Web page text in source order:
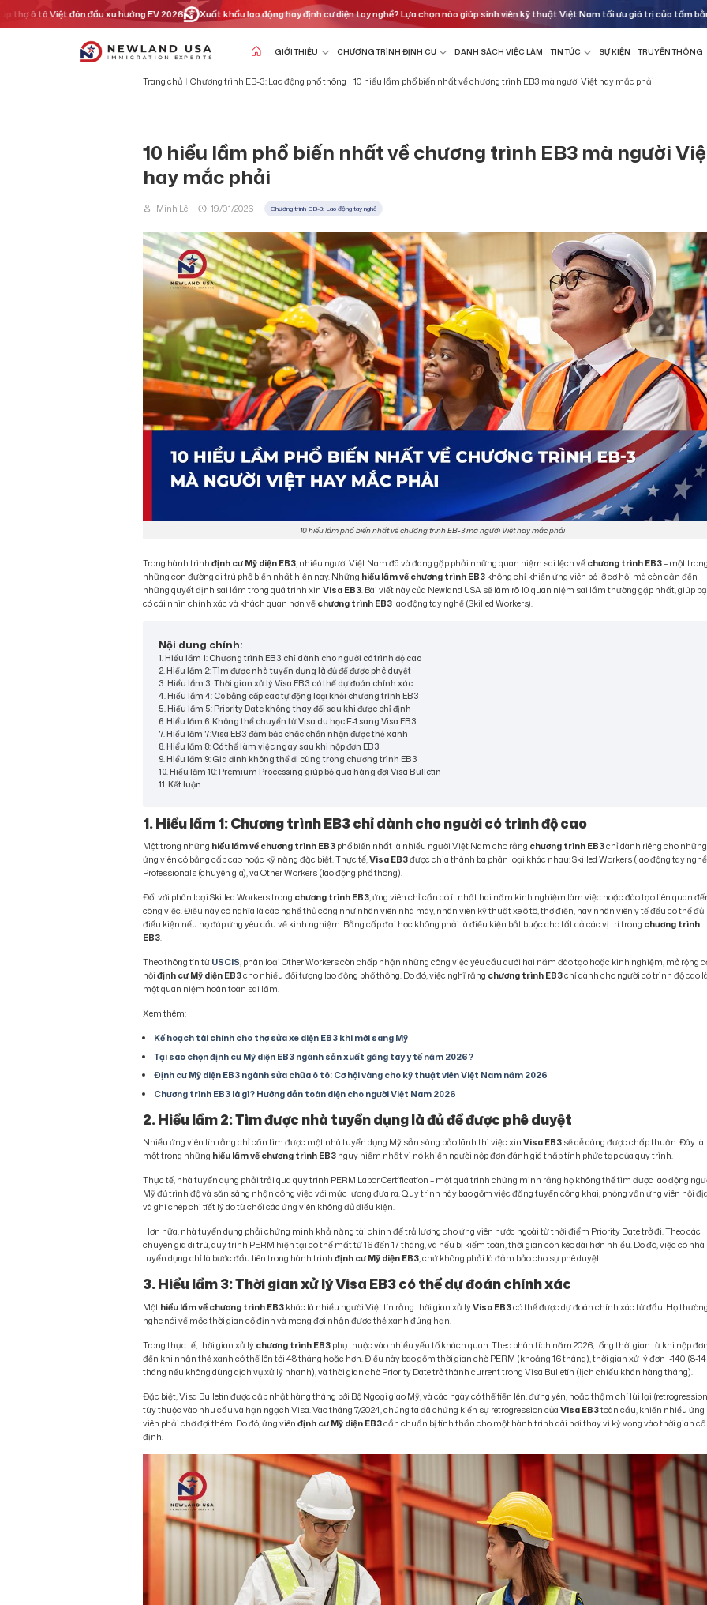
đến
đón đầu xu hướng EV 2026 Xuất khẩu lao động hay định cư diện tay nghề? Lựa chọn nào giúp sinh viên kỹ thuật Việt Nam tối ưu giá trị của tấm bằng tốt
GIỚI THIỆU CHƯƠNG TRÌNH ĐỊNH CƯ DANH SÁCH VIỆC LÀM TIN TỨC SỰ KIỆN TRUYỀN THÔNG
Trang chủ | Chương trình EB-3: Lao động phổ thông | 10 hiểu lầm phổ biến nhất về chương trình EB3 mà người Việt hay mắc phải
10 hiểu lầm phổ biến nhất về chương trình EB3 mà người
hay mắc phải
Minh Lê 19/01/2026 Chương trình EB-3: Lao động tay nghề
10 hiểu lầm phổ biến nhất về chương trình EB-3 mà người Việt hay mắc phải
Trong hành trìnhđịnh cư Mỹ diện EB3, nhiều người Việt Nam đã và đang gặp phải những quan niệm sai lệch về chương trình EB3– một trong
những con đường di trú phổ biến nhất hiện nay. Những hiểu lầm về chương trình EB3 không chỉ khiến ứng viên bỏ lỡ cơ hội mà còn dẫn đến
những quyết định sai lầm trong quá trình xinVisa EB3. Bài viết này của Newland USA sẽ làm rõ 10 quan niệm sai lầm thường gặp nhất, giúp
có cái nhìn chính xác và khách quan hơn về chương trình EB3 lao động tay nghề (Skilled Workers).
Nội dung chính:
1. Hiểu lầm 1: Chương trình EB3 chỉ dành cho người có trình độ cao
2. Hiểu lầm 2: Tìm được nhà tuyển dụng là đủ để được phê duyệt
3. Hiểu lầm 3: Thời gian xử lý Visa EB3 có thể dự đoán chính xác
4. Hiểu lầm 4: Có bằng cấp cao tự động loại khỏi chương trình EB3
5. Hiểu lầm 5: Priority Date không thay đổi sau khi được chỉ định
6. Hiểu lầm 6: Không thể chuyển từ Visa du học F-1 sang Visa EB3
7. Hiểu lầm 7:Visa EB3 đảm bảo chắc chắn nhận được thẻ xanh
8. Hiểu lầm 8: Có thể làm việc ngay sau khi nộp đơn EB3
9. Hiểu lầm 9: Gia đình không thể đi cùng trong chương trình EB3
10. Hiểu lầm 10: Premium Processing giúp bỏ qua hàng đợi Visa Bulletin
11. Kết luận
1. Hiểu lầm 1: Chương trình EB3 chỉ dành cho người có trình độ cao
Một trong những hiểu lầm về chương trình EB3 phổ biến nhất là nhiều người Việt Nam cho rằng chương trình EB3chỉ dành riêng cho những
ứng viên có bằng cấp cao hoặc kỹ năng đặc biệt. Thực tế,Visa EB3được chia thành ba phân loại khác nhau: Skilled Workers (lao động tay
Professionals (chuyên gia), và Other Workers (lao động phổ thông).
Đối với phân loại Skilled Workers trong chương trình EB3, ứng viên chỉ cần có ít nhất hai năm kinh nghiệm làm việc hoặc đào tạo liên quan
công việc. Điều này có nghĩa là các nghề thủ công như nhân viên nhà máy, nhân viên kỹ thuật xe ô tô, thợ điện, hay nhân viên y tế đều có thể đủ
điều kiện nếu họ đáp ứng yêu cầu về kinh nghiệm. Bằng cấp đại học không phải là điều kiện bắt buộc cho tất cả các vị trí trong chương trình
EB3.
Theo thông tin từ USCIS, phân loại Other Workers còn chấp nhận những công việc yêu cầu dưới hai năm đào tạo hoặc kinh nghiệm, mở rộng
hộiđịnh cư Mỹ diện EB3cho nhiều đối tượng lao động phổ thông. Do đó, việc nghĩ rằng chương trình EB3chỉ dành cho người có trình độ cao là
một quan niệm hoàn toàn sai lầm.
Xem thêm:
Kế hoạch tài chính cho thợ sửa xe diện EB3 khi mới sang Mỹ
Tại sao chọn định cư Mỹ diện EB3 ngành sản xuất găng tay y tế năm 2026?
Định cư Mỹ diện EB3 ngành sửa chữa ô tô: Cơ hội vàng cho kỹ thuật viên Việt Nam năm 2026
Chương trình EB3 là gì? Hướng dẫn toàn diện cho người Việt Nam 2026
2. Hiểu lầm 2: Tìm được nhà tuyển dụng là đủ để được phê duyệt
Nhiều ứng viên tin rằng chỉ cần tìm được một nhà tuyển dụng Mỹ sẵn sàng bảo lãnh thì việc xinVisa EB3 sẽ dễ dàng được chấp thuận. Đây là
một trong những hiểu lầm về chương trình EB3 nguy hiểm nhất vì nó khiến người nộp đơn đánh giá thấp tính phức tạp của quy trình.
Thực tế, nhà tuyển dụng phải trải qua quy trình PERM Labor Certification – một quá trình chứng minh rằng họ không thể tìm được lao động
Mỹ đủ trình độ và sẵn sàng nhận công việc với mức lương đưa ra. Quy trình này bao gồm việc đăng tuyển công khai, phỏng vấn ứng viên nội
và ghi chép chi tiết lý do từ chối các ứng viên không đủ điều kiện.
Hơn nữa, nhà tuyển dụng phải chứng minh khả năng tài chính để trả lương cho ứng viên nước ngoài từ thời điểm Priority Date trở đi. Theo các
chuyên gia di trú, quy trình PERM hiện tại có thể mất từ 16 đến 17 tháng, và nếu bị kiểm toán, thời gian còn kéo dài hơn nhiều. Do đó, việc có nhà
tuyển dụng chỉ là bước đầu tiên trong hành trìnhđịnh cư Mỹ diện EB3, chứ không phải là đảm bảo cho sự phê duyệt.
3. Hiểu lầm 3: Thời gian xử lý Visa EB3 có thể dự đoán chính xác
Một hiểu lầm về chương trình EB3 khác là nhiều người Việt tin rằng thời gian xử lýVisa EB3có thể được dự đoán chính xác từ đầu. Họ thường
nghe nói về mốc thời gian cố định và mong đợi nhận được thẻ xanh đúng hạn.
Trong thực tế, thời gian xử lý chương trình EB3 phụ thuộc vào nhiều yếu tố khách quan. Theo phân tích năm 2026, tổng thời gian từ khi nộp đơn
đến khi nhận thẻ xanh có thể lên tới 48 tháng hoặc hơn. Điều này bao gồm thời gian chờ PERM (khoảng 16 tháng), thời gian xử lý đơn I-140 (8-14
tháng nếu không dùng dịch vụ xử lý nhanh), và thời gian chờ Priority Date trở thành current trong Visa Bulletin (lịch chiếu khán hàng tháng).
Đặc biệt, Visa Bulletin được cập nhật hàng tháng bởi Bộ Ngoại giao Mỹ, và các ngày có thể tiến lên, đứng yên, hoặc thậm chí lùi lại
tùy thuộc vào nhu cầu và hạn ngạch Visa. Vào tháng 7/2024, chúng ta đã chứng kiến sự retrogression củaVisa EB3toàn cầu, khiến nhiều ứng
viên phải chờ đợi thêm. Do đó, ứng viênđịnh cư Mỹ diện EB3cần chuẩn bị tinh thần cho một hành trình dài hơi thay vì kỳ vọng vào thời gian cố
định.